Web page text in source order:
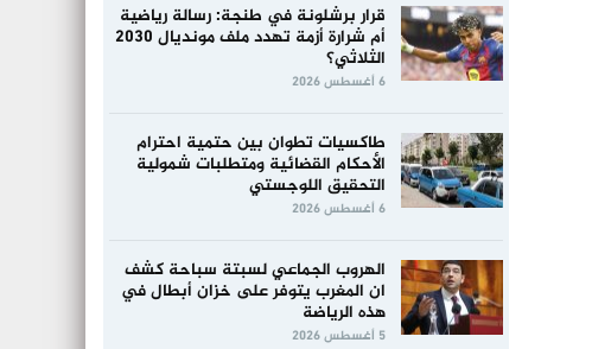
قرار برشلونة في طنجة: رسالة رياضية
أم شرارة أزمة تهدد ملف مونديال 2030
الثلاثي؟
6 أغسطس 2026
طاكسيات تطوان بين حتمية احترام
الأحكام القضائية ومتطلبات شمولية
التحقيق اللوجستي
6 أغسطس 2026
الهروب الجماعي لسبتة سباحة كشف
ان المغرب يتوفر على خزان أبطال في
هذه الرياضة
5 أغسطس 2026